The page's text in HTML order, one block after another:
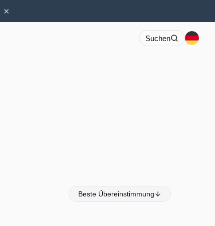
×
Suchen
Beste Übereinstimmung